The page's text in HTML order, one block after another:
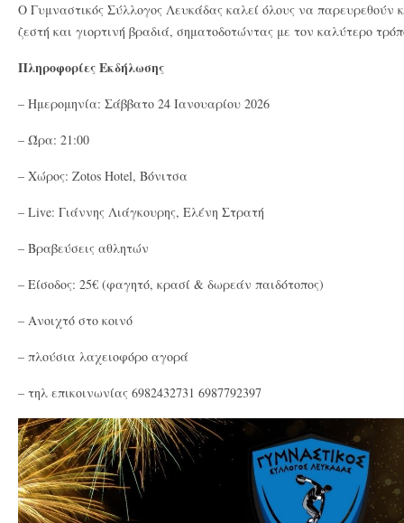
Ο Γυμναστικός Σύλλογος Λευκάδας καλεί όλους να παρευρεθούν
ζεστή και γιορτινή βραδιά, σηματοδοτώντας με τον καλύτερο
Πληροφορίες Εκδήλωσης
– Ημερομηνία: Σάββατο 24 Ιανουαρίου 2026
– Ώρα: 21:00
– Χώρος: Zotos Hotel, Βόνιτσα
– Live: Γιάννης Λιάγκουρης, Ελένη Στρατή
– Βραβεύσεις αθλητών
– Είσοδος: 25€ (φαγητό, κρασί & δωρεάν παιδότοπος)
– Ανοιχτό στο κοινό
– πλούσια λαχειοφόρο αγορά
– τηλ επικοινωνίας 6982432731 6987792397